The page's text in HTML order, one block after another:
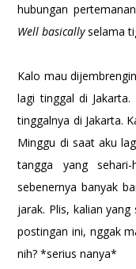
hubungan
Well basicallyselama
Kalo mau
lagi tinggal di
tinggalnya di Jakarta.
Minggu di saat aku
tangga yang
sebenernya banyak
jarak. Plis, kalian
postingan ini, nggak
nih? *serius nanya*